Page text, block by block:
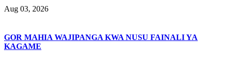
Aug 03, 2026
GOR MAHIA WAJIPANGA KWA NUSU FAINALI YA
KAGAME